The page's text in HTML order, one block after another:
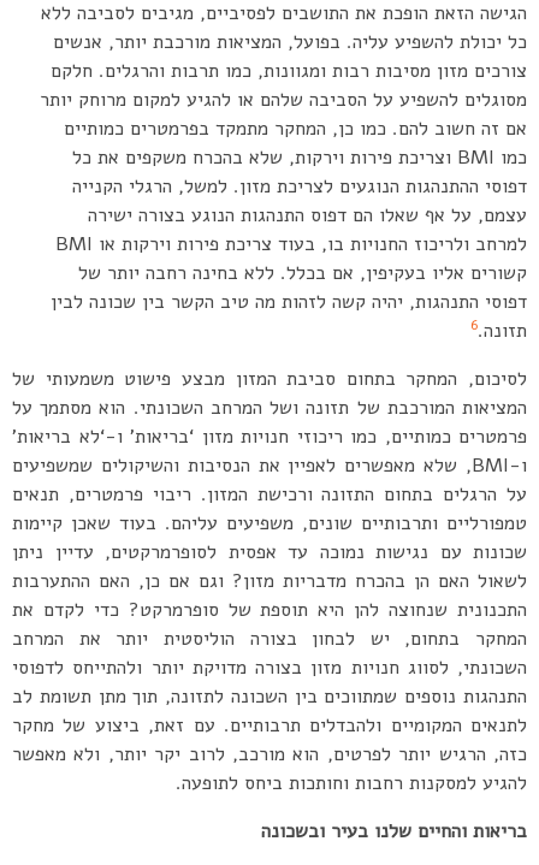
הגישה הזאת הופכת את התושבים לפסיביים, מגיבים לסביבה ללא
כל יכולת להשפיע עליה. בפועל, המציאות מורכבת יותר, אנשים
צורכים מזון מסיבות רבות ומגוונות, כמו תרבות והרגלים. חלקם
מסוגלים להשפיע על הסביבה שלהם או להגיע למקום מרוחק יותר
אם זה חשוב להם. כמו כן, המחקר מתמקד בפרמטרים כמותיים
כמו BMI וצריכת פירות וירקות, שלא בהכרח משקפים את כל
דפוסי ההתנהגות הנוגעים לצריכת מזון. למשל, הרגלי הקנייה
עצמם, על אף שאלו הם דפוס התנהגות הנוגע בצורה ישירה
למרחב ולריכוז החנויות בו, בעוד צריכת פירות וירקות או BMI
קשורים אליו בעקיפין, אם בכלל. ללא בחינה רחבה יותר של
דפוסי התנהגות, יהיה קשה לזהות מה טיב הקשר בין שכונה לבין
תזונה.6
לסיכום, המחקר בתחום סביבת המזון מבצע פישוט משמעותי של
המציאות המורכבת של תזונה ושל המרחב השכונתי. הוא מסתמך על
פרמטרים כמותיים, כמו ריכוזי חנויות מזון ‘בריאות’ ו-‘לא בריאות’
ו-BMI, שלא מאפשרים לאפיין את הנסיבות והשיקולים שמשפיעים
על הרגלים בתחום התזונה ורכישת המזון. ריבוי פרמטרים, תנאים
טמפורליים ותרבותיים שונים, משפיעים עליהם. בעוד שאכן קיימות
שכונות עם נגישות נמוכה עד אפסית לסופרמרקטים, עדיין ניתן
לשאול האם הן בהכרח מדבריות מזון? וגם אם כן, האם ההתערבות
התכנונית שנחוצה להן היא תוספת של סופרמרקט? כדי לקדם את
המחקר בתחום, יש לבחון בצורה הוליסטית יותר את המרחב
השכונתי, לסווג חנויות מזון בצורה מדויקת יותר ולהתייחס לדפוסי
התנהגות נוספים שמתווכים בין השכונה לתזונה, תוך מתן תשומת לב
לתנאים המקומיים ולהבדלים תרבותיים. עם זאת, ביצוע של מחקר
כזה, הרגיש יותר לפרטים, הוא מורכב, לרוב יקר יותר, ולא מאפשר
להגיע למסקנות רחבות וחותכות ביחס לתופעה.
בריאות והחיים שלנו בעיר ובשכונה